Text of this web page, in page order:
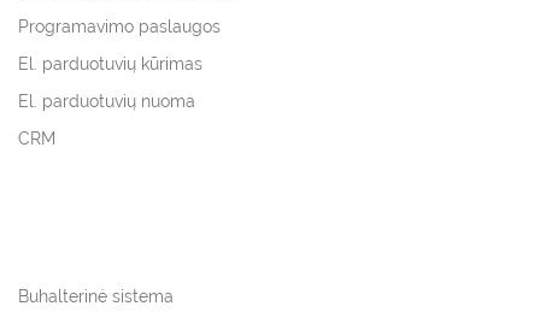
Programavimo paslaugos
El. parduotuvių kūrimas
El. parduotuvių nuoma
CRM
Buhalterinė sistema